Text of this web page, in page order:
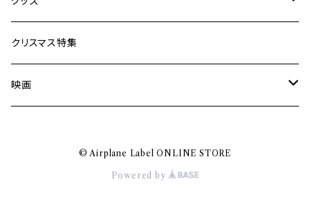
Mooney
ミャンマー伝統音楽
Tシャツ
クリスマス特集
映画
© Airplane Label ONLINE STORE
Powered by